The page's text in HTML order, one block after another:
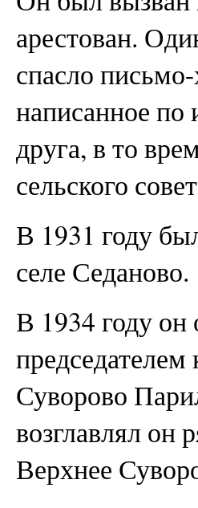
арестован.
спасло
написанное по
друга, в то
сельского
В 1931 году
селе Седаново.
В 1934 году он
Суворово
возглавлял он
Верхнее